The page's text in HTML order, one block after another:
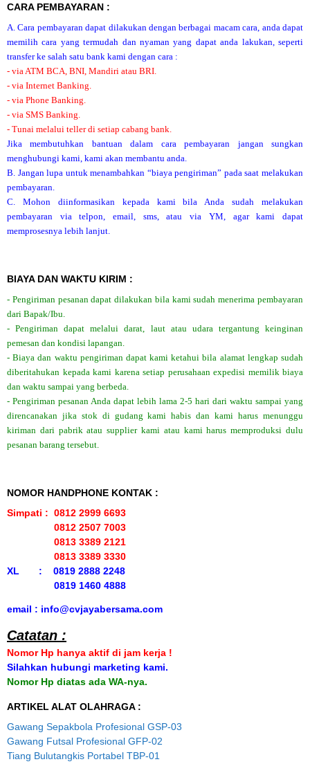
CARA PEMBAYARAN :
A. Cara pembayaran dapat dilakukan dengan berbagai macam cara, anda dapat
memilih cara yang termudah dan nyaman yang dapat anda lakukan, seperti
transfer ke salah satu bank kami dengan cara :
- via ATM BCA, BNI, Mandiri atau BRI.
- via Internet Banking.
- via Phone Banking.
- via SMS Banking.
- Tunai melalui teller di setiap cabang bank.
Jika membutuhkan bantuan dalam cara pembayaran jangan sungkan
menghubungi kami, kami akan membantu anda.
B. Jangan lupa untuk menambahkan “biaya pengiriman” pada saat melakukan
pembayaran.
C. Mohon diinformasikan kepada kami bila Anda sudah melakukan
pembayaran via telpon, email, sms, atau via YM, agar kami dapat
memprosesnya lebih lanjut.
BIAYA DAN WAKTU KIRIM :
- Pengiriman pesanan dapat dilakukan bila kami sudah menerima pembayaran
dari Bapak/Ibu.
- Pengiriman dapat melalui darat, laut atau udara tergantung keinginan
pemesan dan kondisi lapangan.
- Biaya dan waktu pengiriman dapat kami ketahui bila alamat lengkap sudah
diberitahukan kepada kami karena setiap perusahaan expedisi memilik biaya
dan waktu sampai yang berbeda.
- Pengiriman pesanan Anda dapat lebih lama 2-5 hari dari waktu sampai yang
direncanakan jika stok di gudang kami habis dan kami harus menunggu
kiriman dari pabrik atau supplier kami atau kami harus memproduksi dulu
pesanan barang tersebut.
NOMOR HANDPHONE KONTAK :
Simpati : 0812 2999 6693
0812 2507 7003
0813 3389 2121
0813 3389 3330
XL : 0819 2888 2248
0819 1460 4888
email : info@cvjayabersama.com
Catatan :
Nomor Hp hanya aktif di jam kerja !
Silahkan hubungi marketing kami.
Nomor Hp diatas ada WA-nya.
ARTIKEL ALAT OLAHRAGA :
Gawang Sepakbola Profesional GSP-03
Gawang Futsal Profesional GFP-02
Tiang Bulutangkis Portabel TBP-01